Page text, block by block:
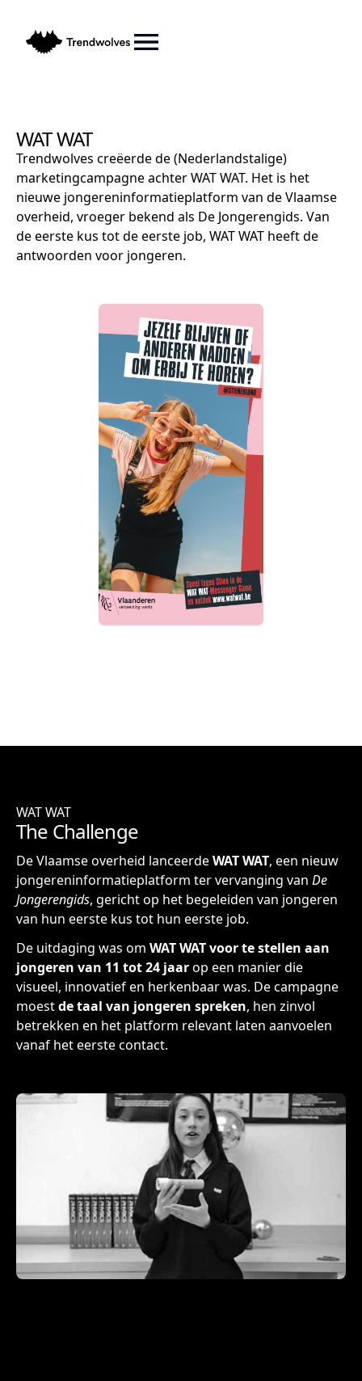
WAT WAT
Trendwolves creëerde de (Nederlandstalige)
marketingcampagne achter WAT WAT. Het is het
nieuwe jongereninformatieplatform van de Vlaamse
overheid, vroeger bekend als De Jongerengids. Van
de eerste kus tot de eerste job, WAT WAT heeft de
antwoorden voor jongeren.
WAT WAT
The Challenge
De Vlaamse overheid lanceerdeWAT WAT, een nieuw
jongereninformatieplatform ter vervanging van De
Jongerengids, gericht op het begeleiden van jongeren
van hun eerste kus tot hun eerste job.
De uitdaging was om WAT WAT voor te stellen aan
jongeren van 11 tot 24 jaarop een manier die
visueel, innovatief en herkenbaar was. De campagne
moestde taal van jongeren spreken, hen zinvol
betrekken en het platform relevant laten aanvoelen
vanaf het eerste contact.